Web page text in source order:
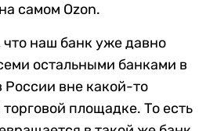
самом Ozon.
что наш банк уже давно
остальными банками в
России вне какой-то
площадке. То есть